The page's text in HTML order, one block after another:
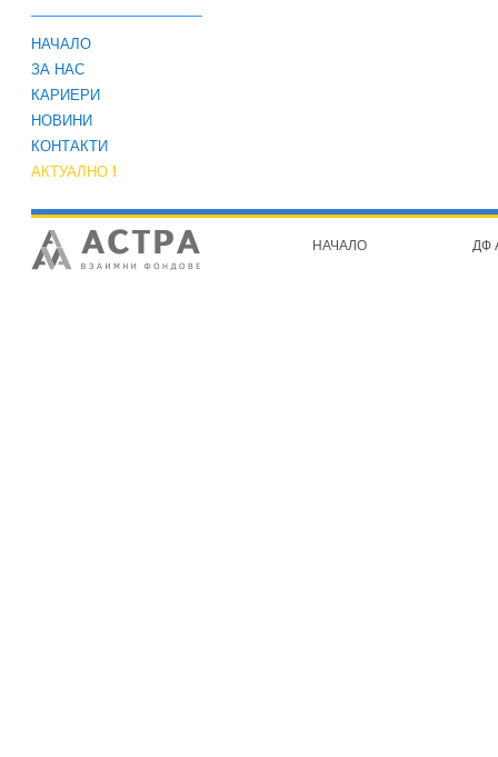
НАЧАЛО
ЗА НАС
КАРИЕРИ
НОВИНИ
КОНТАКТИ
АКТУАЛНО !
НАЧАЛО ДФ